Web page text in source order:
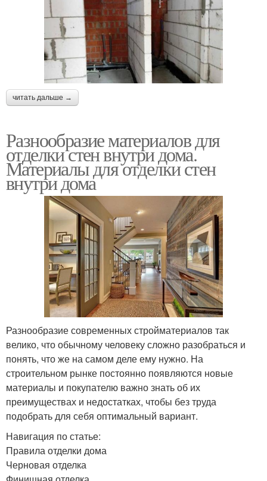
читать дальше →
Разнообразие материалов для
отделки стен внутри дома.
Материалы для отделки стен
внутри дома
Разнообразие современных стройматериалов так
велико, что обычному человеку сложно разобраться и
понять, что же на самом деле ему нужно. На
строительном рынке постоянно появляются новые
материалы и покупателю важно знать об их
преимуществах и недостатках, чтобы без труда
подобрать для себя оптимальный вариант.
Навигация по статье:
Правила отделки дома
Черновая отделка